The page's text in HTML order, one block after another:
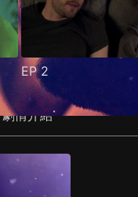
EP2
劇情介紹